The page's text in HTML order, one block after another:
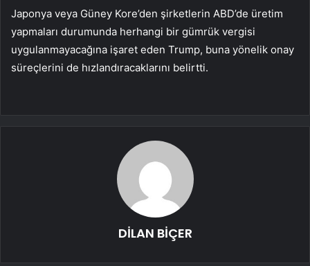
Japonya veya Güney Kore’den şirketlerin ABD’de üretim
yapmaları durumunda herhangi bir gümrük vergisi
uygulanmayacağına işaret eden Trump, buna yönelik onay
süreçlerini de hızlandıracaklarını belirtti.
DİLAN BİÇER